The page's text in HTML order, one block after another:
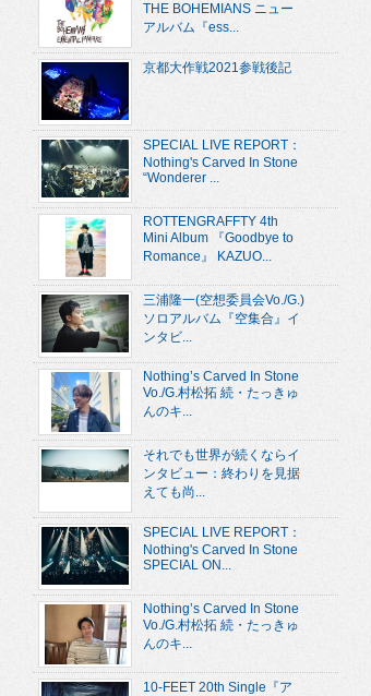
THE BOHEMIANS ニュー
アルバム『ess...
京都大作戦2021参戦後記
SPECIAL LIVE REPORT：
Nothing's Carved In Stone
“Wonderer ...
ROTTENGRAFFTY 4th
Mini Album 『Goodbye to
Romance』 KAZUO...
三浦隆一(空想委員会Vo./G.)
ソロアルバム『空集合』イ
ンタビ...
Nothing’s Carved In Stone
Vo./G.村松拓 続・たっきゅ
んのキ...
それでも世界が続くならイ
ンタビュー：終わりを見据
えても尚...
SPECIAL LIVE REPORT：
Nothing's Carved In Stone
SPECIAL ON...
Nothing’s Carved In Stone
Vo./G.村松拓 続・たっきゅ
んのキ...
10-FEET 20th Single『ア